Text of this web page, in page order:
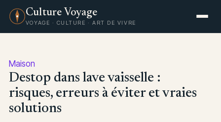
Culture Voyage
VOYAGE · CULTURE · ART DE VIVRE
Maison
Destop dans lave vaisselle :
risques, erreurs à éviter et vraies
solutions